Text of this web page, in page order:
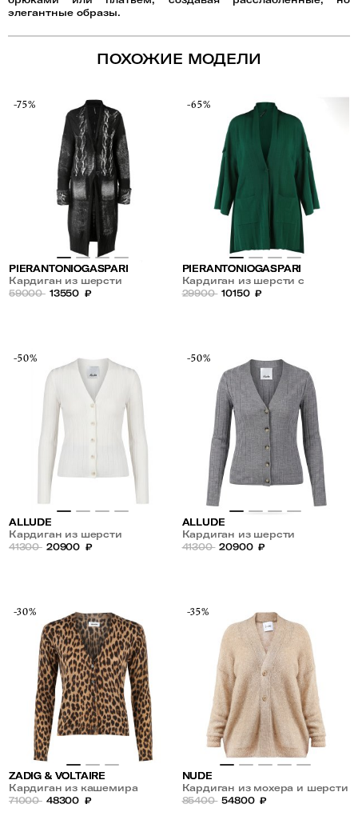
элегантные образы.
ПОХОЖИЕ МОДЕЛИ
-75%
PIERANTONIOGASPARI
Кардиган из шерсти
59000 13550 ₽
-65%
PIERANTONIOGASPARI
Кардиган из шерсти с
карманами
29900 10150 ₽
-50%
ALLUDE
Кардиган из шерсти
41300 20900 ₽
-50%
ALLUDE
Кардиган из шерсти
41300 20900 ₽
-30%
ZADIG & VOLTAIRE
Кардиган из кашемира
71000 48300 ₽
-35%
NUDE
Кардиган из мохера и шерсти
в пайетках
85400 54800 ₽